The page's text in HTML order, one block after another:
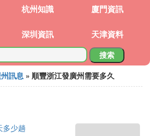
杭州知識 廈門資訊
深圳資訊 天津資料
搜索
訊息 » 順豐浙江發廣州需要多久
多少趟